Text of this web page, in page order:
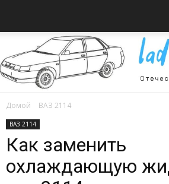
об
Домой ВАЗ 2114
ВАЗ 2114
Как заменить
охлаждающую